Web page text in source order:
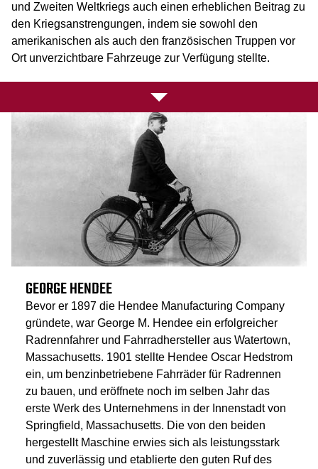
und Zweiten Weltkriegs auch einen erheblichen Beitrag zu
den Kriegsanstrengungen, indem sie sowohl den
amerikanischen als auch den französischen Truppen vor
Ort unverzichtbare Fahrzeuge zur Verfügung stellte.
GEORGE HENDEE
Bevor er 1897 die Hendee Manufacturing Company
gründete, war George M. Hendee ein erfolgreicher
Radrennfahrer und Fahrradhersteller aus Watertown,
Massachusetts. 1901 stellte Hendee Oscar Hedstrom
ein, um benzinbetriebene Fahrräder für Radrennen
zu bauen, und eröffnete noch im selben Jahr das
erste Werk des Unternehmens in der Innenstadt von
Springfield, Massachusetts. Die von den beiden
hergestellt Maschine erwies sich als leistungsstark
und zuverlässig und etablierte den guten Ruf des